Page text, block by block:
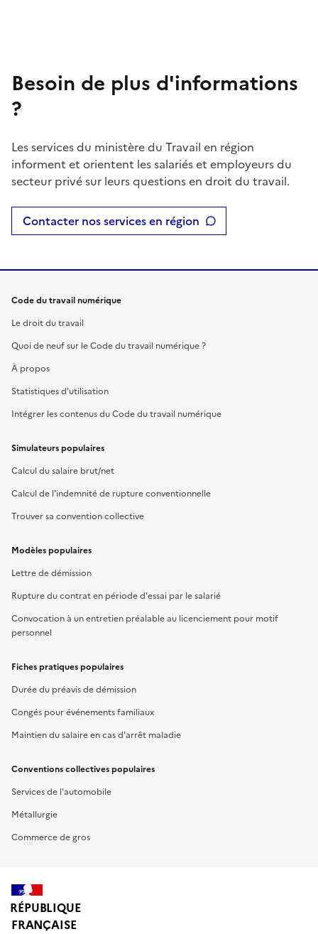
Besoin de plus d'informations
?
Les services du ministère du Travail en région
informent et orientent les salariés et employeurs du
secteur privé sur leurs questions en droit du travail.
Contacter nos services en région
Code du travail numérique
Le droit du travail
Quoi de neuf sur le Code du travail numérique ?
À propos
Statistiques d'utilisation
Intégrer les contenus du Code du travail numérique
Simulateurs populaires
Calcul du salaire brut/net
Calcul de l'indemnité de rupture conventionnelle
Trouver sa convention collective
Modèles populaires
Lettre de démission
Rupture du contrat en période d'essai par le salarié
Convocation à un entretien préalable au licenciement pour motif
personnel
Fiches pratiques populaires
Durée du préavis de démission
Congés pour événements familiaux
Maintien du salaire en cas d'arrêt maladie
Conventions collectives populaires
Services de l'automobile
Métallurgie
Commerce de gros
RÉPUBLIQUE
FRANÇAISE